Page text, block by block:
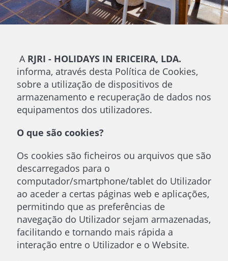
ARJRI - HOLIDAYS IN ERICEIRA, LDA.
informa, através desta Política de Cookies,
sobre a utilização de dispositivos de
armazenamento e recuperação de dados nos
equipamentos dos utilizadores.
O que são cookies?
Os cookies são ficheiros ou arquivos que são
descarregados para o
computador/smartphone/tablet do Utilizador
ao aceder a certas páginas web e aplicações,
permitindo que as preferências de
navegação do Utilizador sejam armazenadas,
facilitando e tornando mais rápida a
interação entre o Utilizador e o Website.